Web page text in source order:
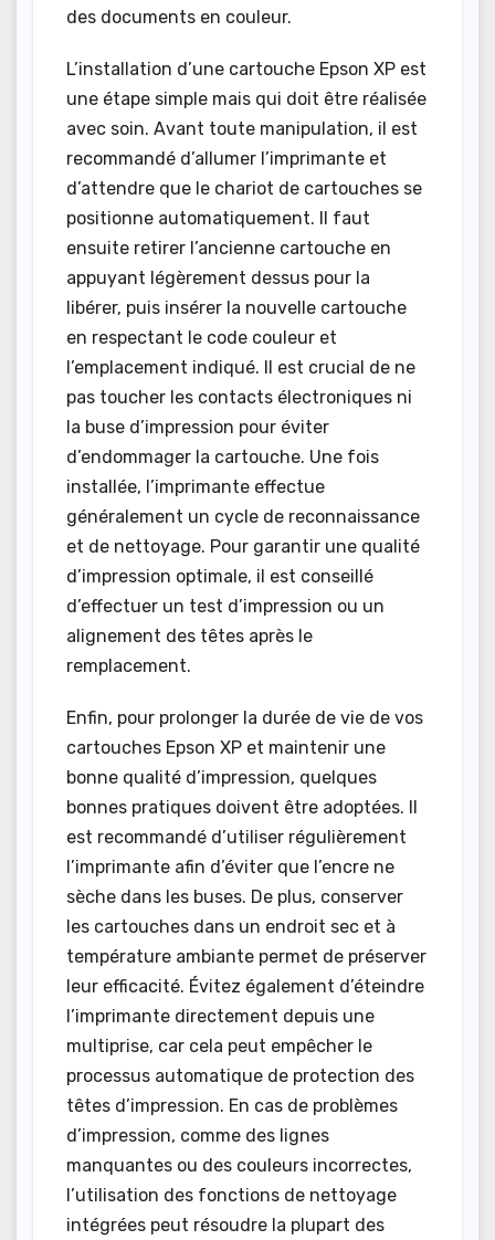
des documents en couleur.
L’installation d’une cartouche Epson XP est
une étape simple mais qui doit être réalisée
avec soin. Avant toute manipulation, il est
recommandé d’allumer l’imprimante et
d’attendre que le chariot de cartouches se
positionne automatiquement. Il faut
ensuite retirer l’ancienne cartouche en
appuyant légèrement dessus pour la
libérer, puis insérer la nouvelle cartouche
en respectant le code couleur et
l’emplacement indiqué. Il est crucial de ne
pas toucher les contacts électroniques ni
la buse d’impression pour éviter
d’endommager la cartouche. Une fois
installée, l’imprimante effectue
généralement un cycle de reconnaissance
et de nettoyage. Pour garantir une qualité
d’impression optimale, il est conseillé
d’effectuer un test d’impression ou un
alignement des têtes après le
remplacement.
Enfin, pour prolonger la durée de vie de vos
cartouches Epson XP et maintenir une
bonne qualité d’impression, quelques
bonnes pratiques doivent être adoptées. Il
est recommandé d’utiliser régulièrement
l’imprimante afin d’éviter que l’encre ne
sèche dans les buses. De plus, conserver
les cartouches dans un endroit sec et à
température ambiante permet de préserver
leur efficacité. Évitez également d’éteindre
l’imprimante directement depuis une
multiprise, car cela peut empêcher le
processus automatique de protection des
têtes d’impression. En cas de problèmes
d’impression, comme des lignes
manquantes ou des couleurs incorrectes,
l’utilisation des fonctions de nettoyage
intégrées peut résoudre la plupart des